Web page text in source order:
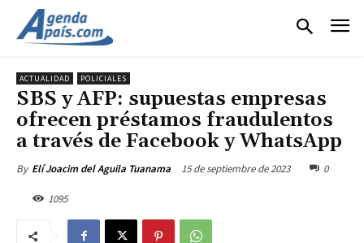
ACTUALIDAD POLICIALES
SBS y AFP: supuestas empresas
ofrecen préstamos fraudulentos
a través de Facebook y WhatsApp
By Elí Joacim del Aguila Tuanama 15 de septiembre de 2023 0
1095